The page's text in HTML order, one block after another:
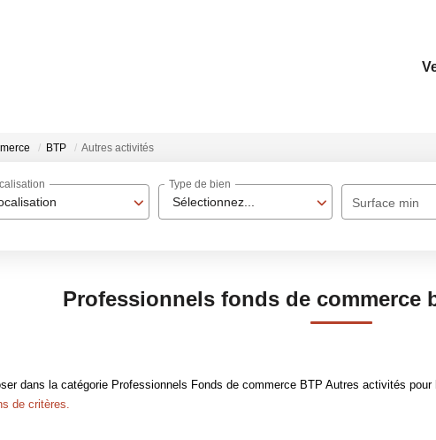
BTP Autres activités
Sélectionnez...
Type de bien
Surface min
Professionnels fonds de commerce
dans la catégorie Professionnels Fonds de commerce BTP Autres activités
de critères.